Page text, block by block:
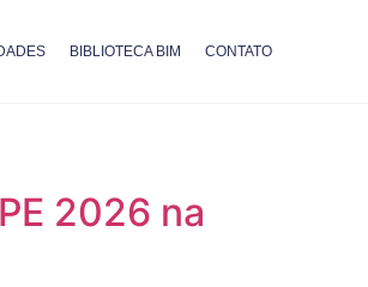
BIBLIOTECA BIM CONTATO
2026 na